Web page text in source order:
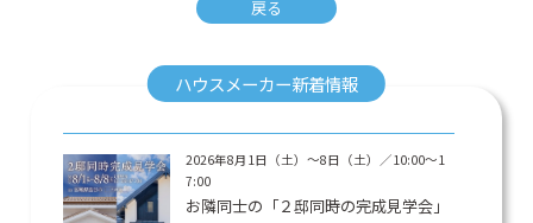
戻る
ハウスメーカー新着情報
2026年8月1日（土）〜8日（土）／10:00〜1
7:00
お隣同士の「２邸同時の完成見学会」